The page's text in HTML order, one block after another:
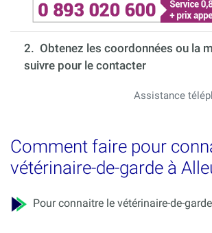
2. Obtenez les coordonnées ou la
suivre pour le contacter
Assistance
Comment faire pour
vétérinaire-de-garde à
Pour connaitre le vétérinaire-de-